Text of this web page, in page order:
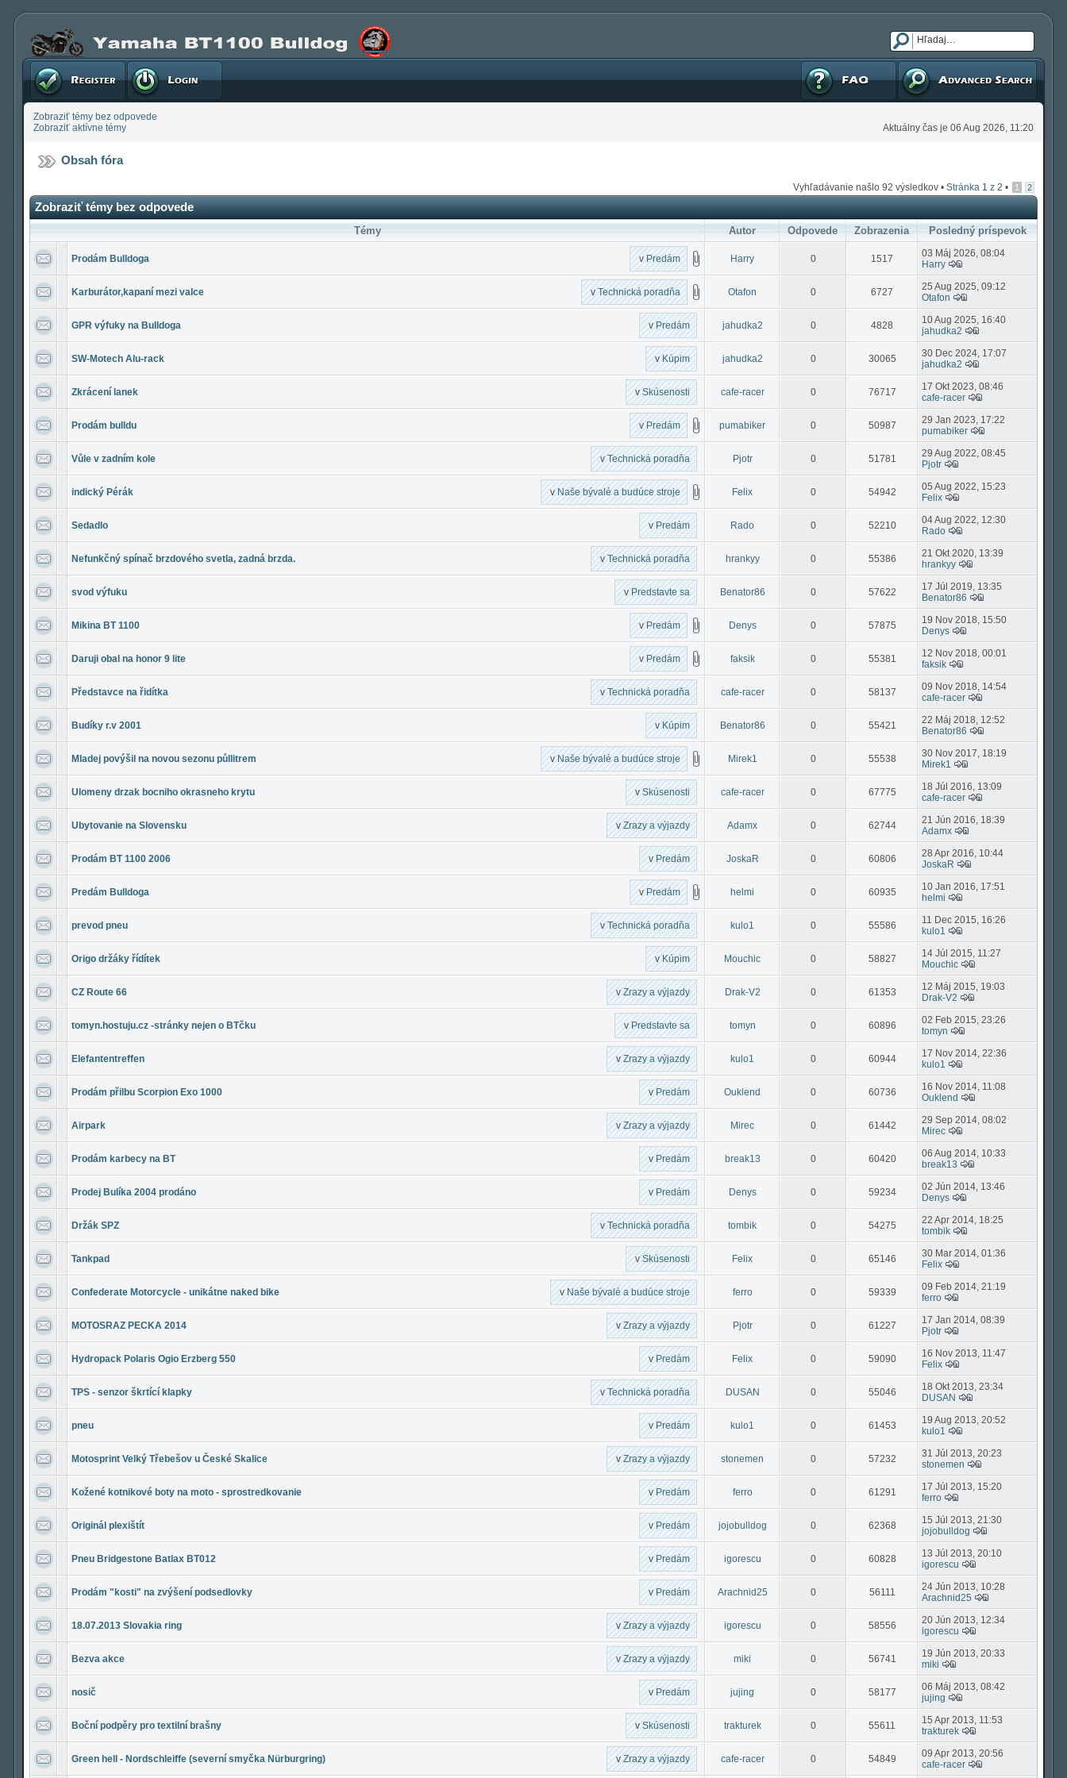
Registrovať Prihlásenie Pokročilé hľadanie
FAQ
Zobraziť témy bez odpovede
Zobraziť aktívne témy
Aktuálny čas je 06 Aug 2026, 11:20
Obsah fóra
Vyhľadávanie našlo 92 výsledkov • Stránka 1 z 2 • 1 2
Zobraziť témy bez odpovede
Témy Autor Odpovede Zobrazenia Posledný príspevok
Prodám Bulldoga vPredám Harry 0 1517
03 Máj 2026, 08:04
Harry
Karburátor,kapaní mezi valce vTechnická poradňa Otafon 0 6727
25 Aug 2025, 09:12
Otafon
GPR výfuky na Bulldoga vPredám jahudka2 0 4828
10 Aug 2025, 16:40
jahudka2
SW-Motech Alu-rack vKúpim jahudka2 0 30065
30 Dec 2024, 17:07
jahudka2
Zkrácení lanek vSkúsenosti cafe-racer 0 76717
17 Okt 2023, 08:46
cafe-racer
Prodám bulldu vPredám pumabiker 0 50987
29 Jan 2023, 17:22
pumabiker
Vůle v zadním kole vTechnická poradňa Pjotr 0 51781
29 Aug 2022, 08:45
Pjotr
indický Pérák vNaše bývalé a budúce stroje Felix 0 54942
05 Aug 2022, 15:23
Felix
Sedadlo vPredám Rado 0 52210
04 Aug 2022, 12:30
Rado
Nefunkčný spínač brzdového svetla, zadná brzda. vTechnická poradňa hrankyy 0 55386
21 Okt 2020, 13:39
hrankyy
svod výfuku vPredstavte sa Benator86 0 57622
17 Júl 2019, 13:35
Benator86
Mikina BT 1100 vPredám Denys 0 57875
19 Nov 2018, 15:50
Denys
Daruji obal na honor 9 lite vPredám faksik 0 55381
12 Nov 2018, 00:01
faksik
Představce na řidítka vTechnická poradňa cafe-racer 0 58137
09 Nov 2018, 14:54
cafe-racer
Budíky r.v 2001 vKúpim Benator86 0 55421
22 Máj 2018, 12:52
Benator86
Mladej povýšil na novou sezonu půllitrem vNaše bývalé a budúce stroje Mirek1 0 55538
30 Nov 2017, 18:19
Mirek1
Ulomeny drzak bocniho okrasneho krytu vSkúsenosti cafe-racer 0 67775
18 Júl 2016, 13:09
cafe-racer
Ubytovanie na Slovensku vZrazy a výjazdy Adamx 0 62744
21 Jún 2016, 18:39
Adamx
Prodám BT 1100 2006 vPredám JoskaR 0 60806
28 Apr 2016, 10:44
JoskaR
Predám Bulldoga vPredám helmi 0 60935
10 Jan 2016, 17:51
helmi
prevod pneu vTechnická poradňa kulo1 0 55586
11 Dec 2015, 16:26
kulo1
Origo držáky řídítek vKúpim Mouchic 0 58827
14 Júl 2015, 11:27
Mouchic
CZ Route 66 vZrazy a výjazdy Drak-V2 0 61353
12 Máj 2015, 19:03
Drak-V2
tomyn.hostuju.cz -stránky nejen o BTčku vPredstavte sa tomyn 0 60896
02 Feb 2015, 23:26
tomyn
Elefantentreffen vZrazy a výjazdy kulo1 0 60944
17 Nov 2014, 22:36
kulo1
Prodám přilbu Scorpion Exo 1000 vPredám Ouklend 0 60736
16 Nov 2014, 11:08
Ouklend
Airpark vZrazy a výjazdy Mirec 0 61442
29 Sep 2014, 08:02
Mirec
Prodám karbecy na BT vPredám break13 0 60420
06 Aug 2014, 10:33
break13
Prodej Bulíka 2004 prodáno vPredám Denys 0 59234
02 Jún 2014, 13:46
Denys
Držák SPZ vTechnická poradňa tombik 0 54275
22 Apr 2014, 18:25
tombik
Tankpad vSkúsenosti Felix 0 65146
30 Mar 2014, 01:36
Felix
Confederate Motorcycle - unikátne naked bike vNaše bývalé a budúce stroje ferro 0 59339
09 Feb 2014, 21:19
ferro
MOTOSRAZ PECKA 2014 vZrazy a výjazdy Pjotr 0 61227
17 Jan 2014, 08:39
Pjotr
Hydropack Polaris Ogio Erzberg 550 vPredám Felix 0 59090
16 Nov 2013, 11:47
Felix
TPS - senzor škrtící klapky vTechnická poradňa DUSAN 0 55046
18 Okt 2013, 23:34
DUSAN
pneu vPredám kulo1 0 61453
19 Aug 2013, 20:52
kulo1
Motosprint Velký Třebešov u České Skalice vZrazy a výjazdy stonemen 0 57232
31 Júl 2013, 20:23
stonemen
Kožené kotnikové boty na moto - sprostredkovanie vPredám ferro 0 61291
17 Júl 2013, 15:20
ferro
Originál plexištít vPredám jojobulldog 0 62368
15 Júl 2013, 21:30
jojobulldog
Pneu Bridgestone Batlax BT012 vPredám igorescu 0 60828
13 Júl 2013, 20:10
igorescu
Prodám "kosti" na zvýšení podsedlovky vPredám Arachnid25 0 56111
24 Jún 2013, 10:28
Arachnid25
18.07.2013 Slovakia ring vZrazy a výjazdy igorescu 0 58556
20 Jún 2013, 12:34
igorescu
Bezva akce vZrazy a výjazdy miki 0 56741
19 Jún 2013, 20:33
miki
nosič vPredám jujing 0 58177
06 Máj 2013, 08:42
jujing
Boční podpěry pro textilní brašny vSkúsenosti trakturek 0 55611
15 Apr 2013, 11:53
trakturek
Green hell - Nordschleiffe (severní smyčka Nürburgring) vZrazy a výjazdy cafe-racer 0 54849
09 Apr 2013, 20:56
cafe-racer